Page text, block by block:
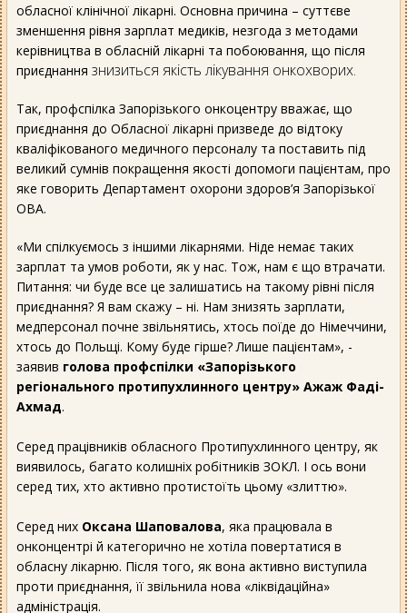
обласної клінічної лікарні. Основна причина – суттєве
зменшення рівня зарплат медиків, незгода з методами
керівництва в обласній лікарні та побоювання, що після
приєднання знизиться якість лікування онкохворих.
Так, профспілка Запорізького онкоцентру вважає, що
приєднання до Обласної лікарні призведе до відтоку
кваліфікованого медичного персоналу та поставить під
великий сумнів покращення якості допомоги пацієнтам, про
яке говорить Департамент охорони здоров’я Запорізької
ОВА.
«Ми спілкуємось з іншими лікарнями. Ніде немає таких
зарплат та умов роботи, як у нас. Тож, нам є що втрачати.
Питання: чи буде все це залишатись на такому рівні після
приєднання? Я вам скажу – ні. Нам знизять зарплати,
медперсонал почне звільнятись, хтось поїде до Німеччини,
хтось до Польщі. Кому буде гірше? Лише пацієнтам», -
заявив голова профспілки «Запорізького
регіонального протипухлинного центру» Ажаж Фаді-
Ахмад.
Серед працівників обласного Протипухлинного центру, як
виявилось, багато колишніх робітників ЗОКЛ. І ось вони
серед тих, хто активно протистоїть цьому «злиттю».
Серед них Оксана Шаповалова, яка працювала в
онконцентрі й категорично не хотіла повертатися в
обласну лікарню. Після того, як вона активно виступила
проти приєднання, її звільнила нова «ліквідаційна»
адміністрація.